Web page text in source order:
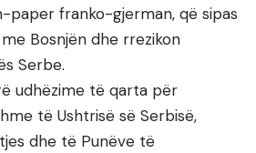
paper franko-gjerman, që sipas
Bosnjën dhe rrezikon
Serbe.
udhëzime të qarta për
të Ushtrisë së Serbisë,
dhe të Punëve të